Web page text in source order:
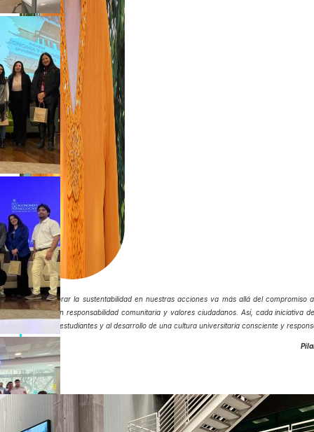
“Incorporar la sustentabilidad en nuestras acciones va más allá del compromiso
educar en responsabilidad comunitaria y valores ciudadanos. Así, cada iniciativa
nuestros estudiantes y al desarrollo de una cultura universitaria consciente y